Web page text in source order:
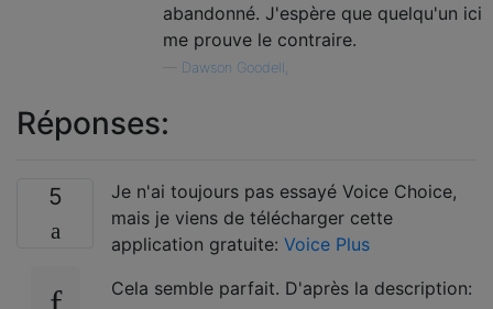
abandonné. J'espère que quelqu'un ici
me prouve le contraire.
Dawson Goodell,
Réponses:
5
Je n'ai toujours pas essayé Voice Choice,
mais je viens de télécharger cette
application gratuite: Voice Plus
Cela semble parfait. D'après la description: